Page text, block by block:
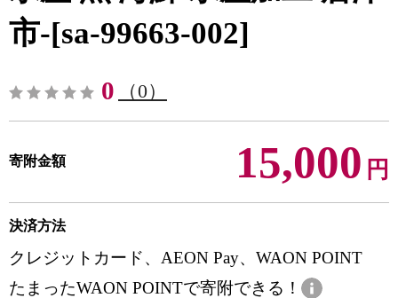
市-[sa-99663-002]
0 （0）
寄附金額 15,000 円
決済方法
クレジットカード、AEON Pay、WAON POINT
たまったWAON POINTで寄附できる！